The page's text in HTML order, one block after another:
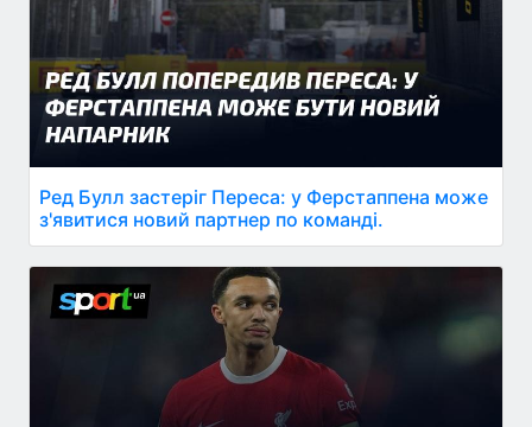
Ред Булл застеріг Переса: у Ферстаппена може
з'явитися новий партнер по команді.